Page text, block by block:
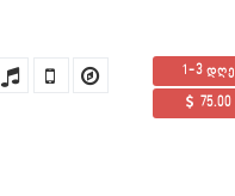
1-3 დღე
75.00